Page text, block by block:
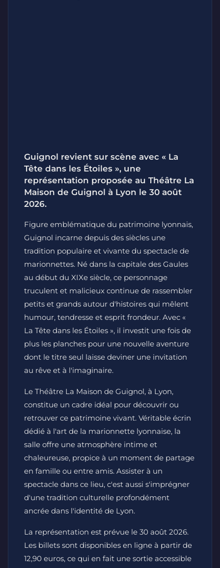
Guignol revient sur scène avec « La
Tête dans les Étoiles », une
représentation proposée au Théâtre La
Maison de Guignol à Lyon le 30 août
2026.
Figure emblématique du patrimoine lyonnais,
Guignol incarne depuis des siècles une
tradition populaire et vivante du spectacle de
marionnettes. Né dans la capitale des Gaules
au début du XIXe siècle, ce personnage
truculent et malicieux continue de rassembler
petits et grands autour d'histoires qui mêlent
humour, tendresse et esprit frondeur. Avec «
La Tête dans les Étoiles », il investit une fois de
plus les planches pour une nouvelle aventure
dont le titre seul laisse deviner une invitation
au rêve et à l'imaginaire.
Le Théâtre La Maison de Guignol, à Lyon,
constitue un cadre idéal pour découvrir ou
retrouver ce patrimoine vivant. Véritable écrin
dédié à l'art de la marionnette lyonnaise, la
salle offre une atmosphère intime et
chaleureuse, propice à un moment de partage
en famille ou entre amis. Assister à un
spectacle dans ce lieu, c'est aussi s'imprégner
d'une tradition culturelle profondément
ancrée dans l'identité de Lyon.
La représentation est prévue le 30 août 2026.
Les billets sont disponibles en ligne à partir de
12,90 euros, ce qui en fait une sortie accessible